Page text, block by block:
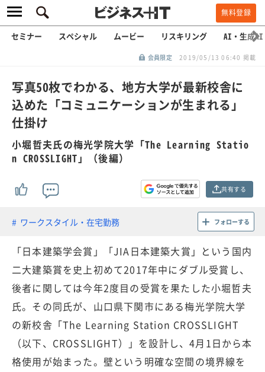
無料登録
セミナー スペシャル ムービー リスキリング AI・生成AI
会員限定 2019/05/13 06:40 掲載
写真50枚でわかる、地方大学が最新校舎に
込めた「コミュニケーションが生まれる」
仕掛け
小堀哲夫氏の梅光学院大学「The Learning Statio
n CROSSLIGHT」（後編）
共有する
ワークスタイル・在宅勤務 フォローする
「日本建築学会賞」「JIA日本建築大賞」という国内
二大建築賞を史上初めて2017年中にダブル受賞し、
後者に関しては今年2度目の受賞を果たした小堀哲夫
氏。その同氏が、山口県下関市にある梅光学院大学
の新校舎「The Learning Station CROSSLIGHT
（以下、CROSSLIGHT）」を設計し、4月1日から本
格使用が始まった。壁という明確な空間の境界線を